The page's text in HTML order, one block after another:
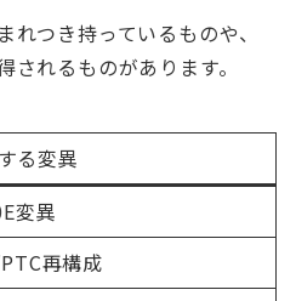
れつき持っているものや、
れるものがあります。
る変異
変異
再構成